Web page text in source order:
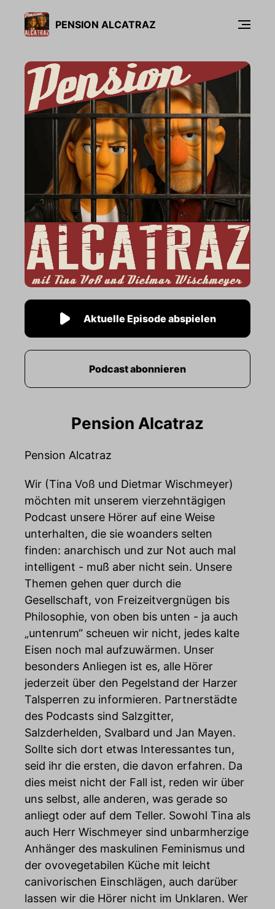
PENSION ALCATRAZ
Pension Alcatraz
Pension Alcatraz
Wir (Tina Voß und Dietmar Wischmeyer)
möchten mit unserem vierzehntägigen
Podcast unsere Hörer auf eine Weise
unterhalten, die sie woanders selten
finden: anarchisch und zur Not auch mal
intelligent - muß aber nicht sein. Unsere
Themen gehen quer durch die
Gesellschaft, von Freizeitvergnügen bis
Philosophie, von oben bis unten - ja auch
„untenrum“ scheuen wir nicht, jedes kalte
Eisen noch mal aufzuwärmen. Unser
besonders Anliegen ist es, alle Hörer
jederzeit über den Pegelstand der Harzer
Talsperren zu informieren. Partnerstädte
des Podcasts sind Salzgitter,
Salzderhelden, Svalbard und Jan Mayen.
Sollte sich dort etwas Interessantes tun,
seid ihr die ersten, die davon erfahren. Da
dies meist nicht der Fall ist, reden wir über
uns selbst, alle anderen, was gerade so
anliegt oder auf dem Teller. Sowohl Tina als
auch Herr Wischmeyer sind unbarmherzige
Anhänger des maskulinen Feminismus und
der ovovegetabilen Küche mit leicht
canivorischen Einschlägen, auch darüber
lassen wir die Hörer nicht im Unklaren. Wer
Aktuelle Episode abspielen
Podcast abonnieren